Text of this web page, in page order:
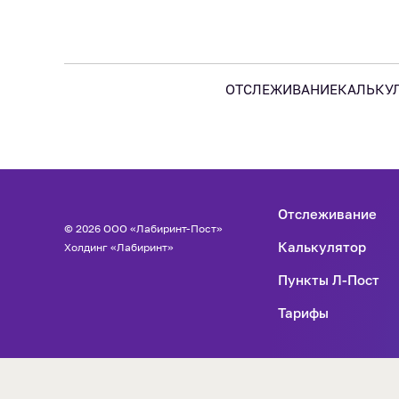
ОТСЛЕЖИВАНИЕ
© 2026 ООО «Лабиринт-Пост»
Холдинг «Лабиринт»
Отслеживание
Калькулятор
Пункты Л-Пост
Тарифы